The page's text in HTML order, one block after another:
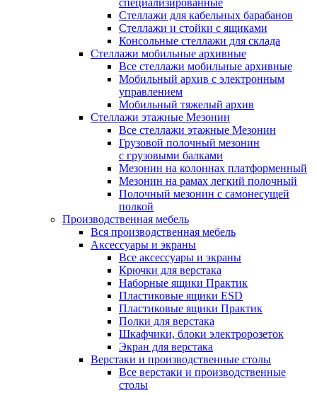
специализированные
Стеллажи для кабельных барабанов
Стеллажи и стойки с ящиками
Консольные стеллажи для склада
Стеллажи мобильные архивные
Все стеллажи мобильные архивные
Мобильный архив с электронным
управлением
Мобильный тяжелый архив
Стеллажи этажные Мезонин
Все стеллажи этажные Мезонин
Грузовой полочный мезонин
с грузовыми балками
Мезонин на колоннах платформенный
Мезонин на рамах легкий полочный
Полочный мезонин с самонесущей
полкой
Производственная мебель
Вся производственная мебель
Аксессуары и экраны
Все аксессуары и экраны
Крючки для верстака
Наборные ящики Практик
Пластиковые ящики ESD
Пластиковые ящики Практик
Полки для верстака
Шкафчики, блоки электророзеток
Экран для верстака
Верстаки и производственные столы
Все верстаки и производственные
столы